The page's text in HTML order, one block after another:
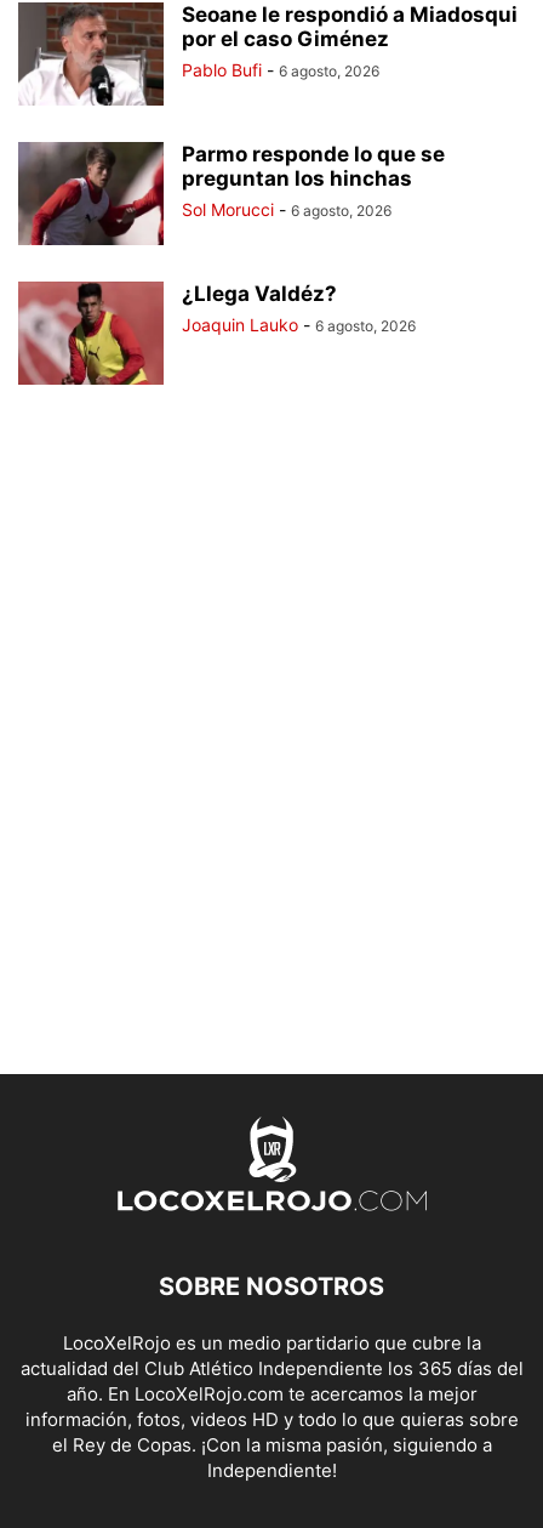
Seoane le respondió a Miadosqui
por el caso Giménez
Pablo Bufi - 6 agosto, 2026
Parmo responde lo que se
preguntan los hinchas
Sol Morucci - 6 agosto, 2026
¿Llega Valdéz?
Joaquin Lauko - 6 agosto, 2026
SOBRE NOSOTROS
LocoXelRojo es un medio partidario que cubre la
actualidad del Club Atlético Independiente los 365 días del
año. En LocoXelRojo.com te acercamos la mejor
información, fotos, videos HD y todo lo que quieras sobre
el Rey de Copas. ¡Con la misma pasión, siguiendo a
Independiente!